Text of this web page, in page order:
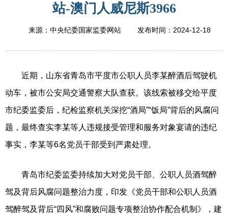
站-澳门人威尼斯3966
来源：中央纪委国家监委网站 发布时间： 2024-12-18
近期，山东省青岛市平度市公职人员李某醉酒后驾驶机
动车，被市公安局交通警察大队查获。该线索被移交给平度
市纪委监委后，纪检监察机关深挖“酒局”“饭局”背后的风腐问
题，最终查实李某等人违规接受管理和服务对象宴请的违纪
事实，李某等6名党员干部受到严肃处理。
青岛市纪委监委持续加大对党员干部、公职人员酒驾醉
驾及背后风腐问题整治力度，印发《党员干部和公职人员酒
驾醉驾及背后“四风”和腐败问题专项整治协作配合机制》，建